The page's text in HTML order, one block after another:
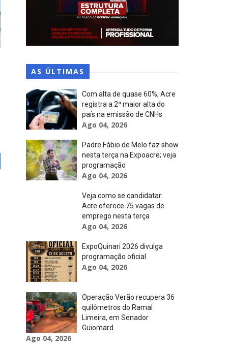
AS ÚLTIMAS
Com alta de quase 60%, Acre
registra a 2ª maior alta do
país na emissão de CNHs
Ago 04, 2026
Padre Fábio de Melo faz show
nesta terça na Expoacre; veja
programação
Ago 04, 2026
Veja como se candidatar:
Acre oferece 75 vagas de
emprego nesta terça
Ago 04, 2026
ExpoQuinari 2026 divulga
programação oficial
Ago 04, 2026
Operação Verão recupera 36
quilômetros do Ramal
Limeira, em Senador
Guiomard
Ago 04, 2026